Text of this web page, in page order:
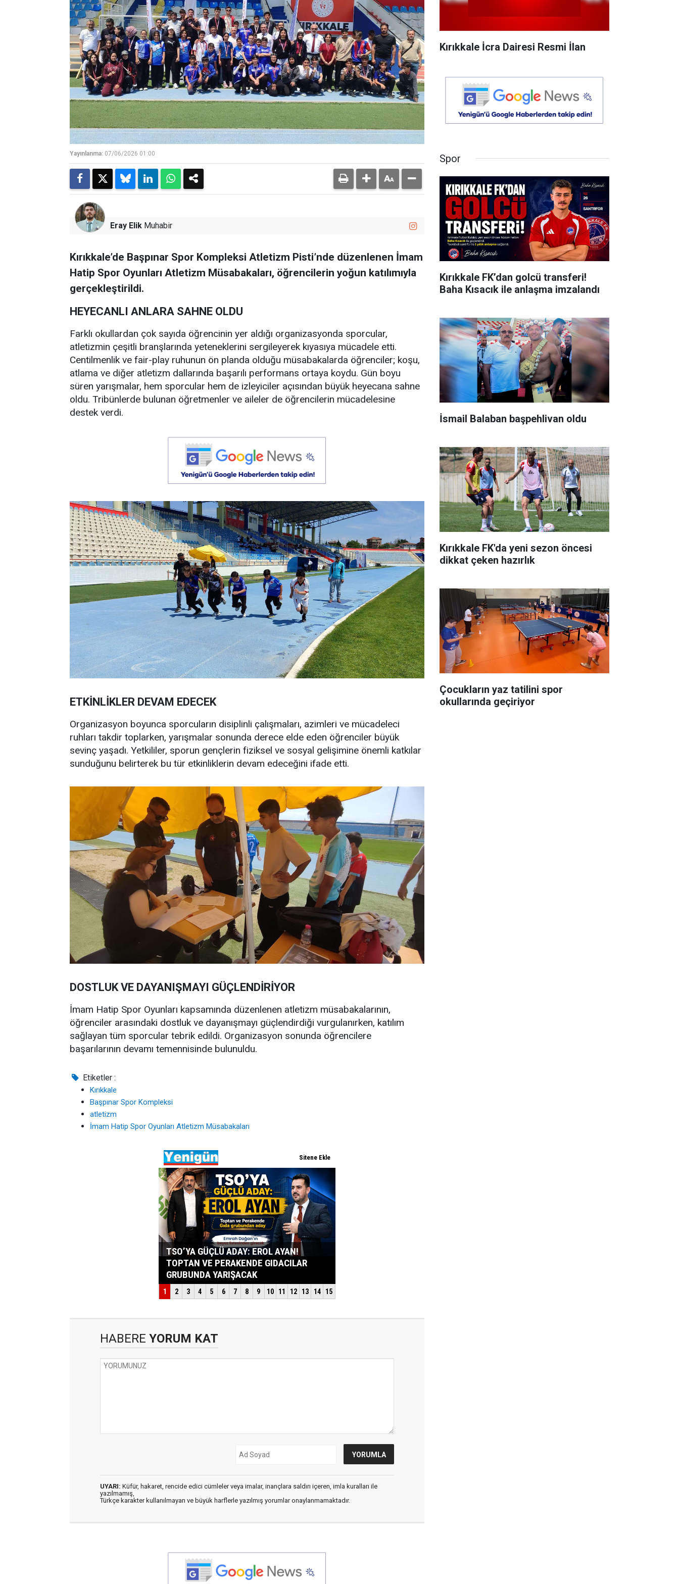
Yayınlanma: 07/06/2026 01:00
Eray Elik Muhabir
Kırıkkale’de Başpınar Spor Kompleksi Atletizm Pisti’nde düzenlenen İmam
Hatip Spor Oyunları Atletizm Müsabakaları, öğrencilerin yoğun katılımıyla
gerçekleştirildi.
HEYECANLI ANLARA SAHNE OLDU
Farklı okullardan çok sayıda öğrencinin yer aldığı organizasyonda sporcular,
atletizmin çeşitli branşlarında yeteneklerini sergileyerek kıyasıya mücadele etti.
Centilmenlik ve fair-play ruhunun ön planda olduğu müsabakalarda öğrenciler; koşu,
atlama ve diğer atletizm dallarında başarılı performans ortaya koydu. Gün boyu
süren yarışmalar, hem sporcular hem de izleyiciler açısından büyük heyecana sahne
oldu. Tribünlerde bulunan öğretmenler ve aileler de öğrencilerin mücadelesine
destek verdi.
ETKİNLİKLER DEVAM EDECEK
Organizasyon boyunca sporcuların disiplinli çalışmaları, azimleri ve mücadeleci
ruhları takdir toplarken, yarışmalar sonunda derece elde eden öğrenciler büyük
sevinç yaşadı. Yetkililer, sporun gençlerin fiziksel ve sosyal gelişimine önemli katkılar
sunduğunu belirterek bu tür etkinliklerin devam edeceğini ifade etti.
DOSTLUK VE DAYANIŞMAYI GÜÇLENDİRİYOR
İmam Hatip Spor Oyunları kapsamında düzenlenen atletizm müsabakalarının,
öğrenciler arasındaki dostluk ve dayanışmayı güçlendirdiği vurgulanırken, katılım
sağlayan tüm sporcular tebrik edildi. Organizasyon sonunda öğrencilere
başarılarının devamı temennisinde bulunuldu.
Etiketler :
Kırıkkale
Başpınar Spor Kompleksi
atletizm
İmam Hatip Spor Oyunları Atletizm Müsabakaları
HABERE YORUM KAT
UYARI: Küfür, hakaret, rencide edici cümleler veya imalar, inançlara saldırı içeren, imla kuralları ile
yazılmamış,
Türkçe karakter kullanılmayan ve büyük harflerle yazılmış yorumlar onaylanmamaktadır.
Kırıkkale İcra Dairesi Resmi İlan
Spor
Kırıkkale FK’dan golcü transferi!
Baha Kısacık ile anlaşma imzalandı
İsmail Balaban başpehlivan oldu
Kırıkkale FK'da yeni sezon öncesi
dikkat çeken hazırlık
Çocukların yaz tatilini spor
okullarında geçiriyor